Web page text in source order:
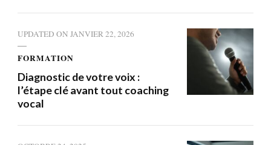
UPDATED ON JANVIER 22, 2026
FORMATION
Diagnostic de votre voix :
l’étape clé avant tout coaching
vocal